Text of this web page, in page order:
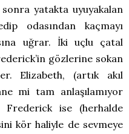
yatakta uyuyakalan
odasından kaçmayı
uğrar. İki uçlu çatal
gözlerine sokan
Elizabeth, (artık akıl
mi tam anlaşılamıyor
Frederick ise (herhalde
kör haliyle de sevmeye